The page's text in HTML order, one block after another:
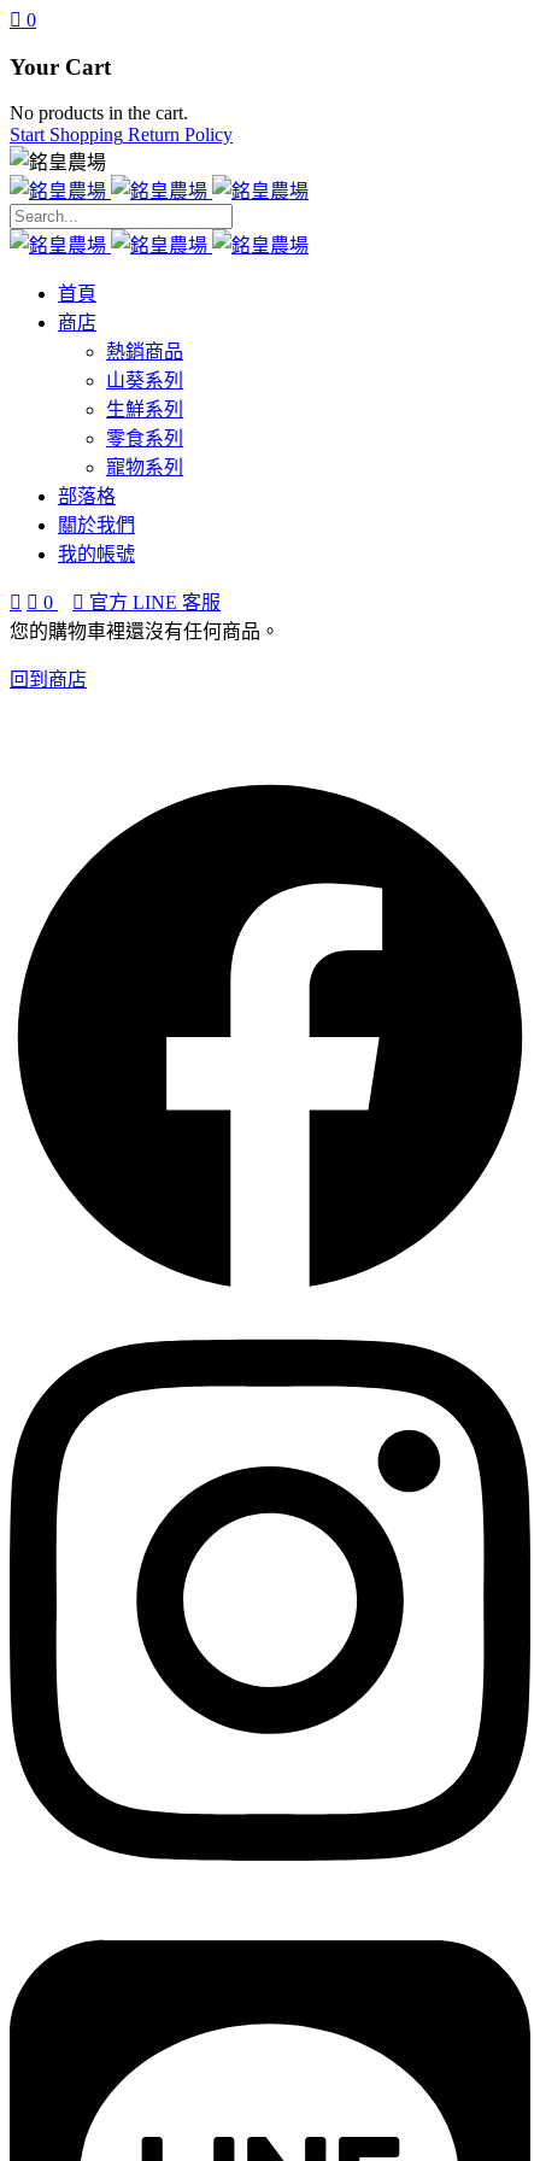
0
Your Cart
No products in the cart.
Start Shopping Return Policy
Search
for:
首頁
商店
熱銷商品
山葵系列
生鮮系列
零食系列
寵物系列
部落格
關於我們
我的帳號
0
官方 LINE 客服
您的購物車裡還沒有任何商品。
回到商店